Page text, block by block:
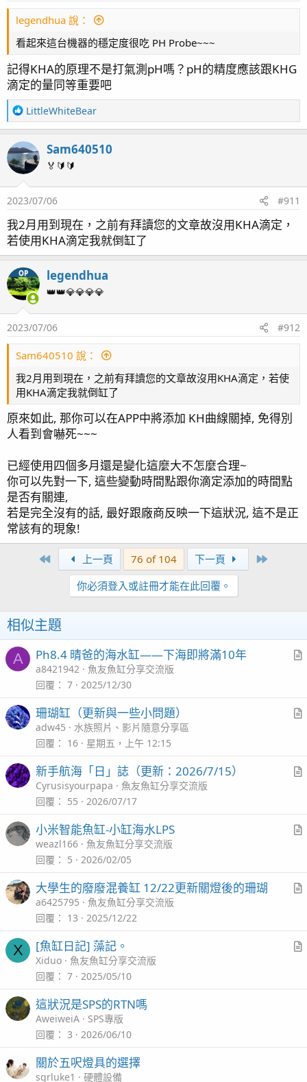
：
legendhua 說：
看起來這台機器的穩定度很吃 PH Probe~~~
記得KHA的原理不是打氣測pH嗎？pH的精度應該跟KHG
滴定的量同等重要吧
R
e
c
t
i
o
n
：
LittleWhiteBear
Sam640510
🏅🔰🔰
2023/07/06 #911
我2月用到現在，之前有拜讀您的文章故沒用KHA滴定，
若使用KHA滴定我就倒缸了
OP legendhua
👑👑💎💎💎💎
2023/07/06 #912
Sam640510 說：
我2月用到現在，之前有拜讀您的文章故沒用KHA滴定，若使
用KHA滴定我就倒缸了
原來如此, 那你可以在APP中將添加 KH曲線關掉, 免得別
人看到會嚇死~~~
已經使用四個多月還是變化這麼大不怎麼合理~
你可以先對一下, 這些變動時間點跟你滴定添加的時間點
是否有關連,
若是完全沒有的話, 最好跟廠商反映一下這狀況, 這不是正
常該有的現象!
First 上一頁 76 of 104 下一頁
你必須登入或註冊才能在此回覆。
相似主題
A
c
Ph8.4 晴爸的海水缸——下海即將滿10年
a8421942
魚友魚缸分享交流版
回覆
7 2025/12/30
c
珊瑚缸（更新與一些小問題）
adw45
水族照片、影片隨意分享區
回覆
16 星期五，上午 12:15
c
新手航海「日」誌（更新：2026/7/15）
Cyrusisyourpapa
魚友魚缸分享交流版
回覆
55 2026/07/17
c
小米智能魚缸-小缸海水LPS
weazl166
魚友魚缸分享交流版
回覆
5 2026/02/05
c
大學生的廢廢混養缸 12/22更新關燈後的珊瑚
a6425795
魚友魚缸分享交流版
回覆
13 2025/12/22
X [魚缸日記] 藻記。
Xiduo
魚友魚缸分享交流版
回覆
7 2025/05/10
這狀況是SPS的RTN嗎
AweiweiA
SPS專版
回覆
3 2026/06/10
關於五呎燈具的選擇
sgrluke1 硬體設備